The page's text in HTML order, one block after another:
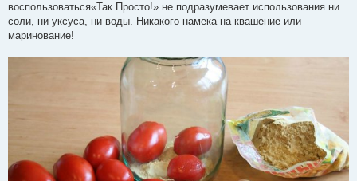
воспользоваться«Так Просто!» не подразумевает использования ни
соли, ни уксуса, ни воды. Никакого намека на квашение или
маринование!